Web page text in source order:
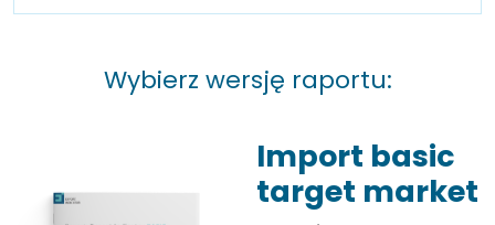
Wybierz wersję raportu:
Import basic
target market